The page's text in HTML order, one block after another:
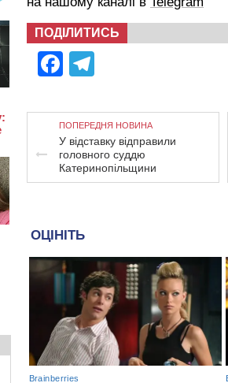
ПОДІЛИТИСЬ
Facebook
ПОПЕРЕДНЯ НОВИНА
У відставку відправили
головного суддю
Катеринопільщини